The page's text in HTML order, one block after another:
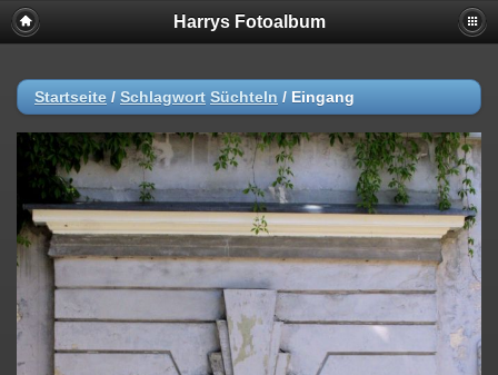
Harrys Fotoalbum
Startseite / Schlagwort Süchteln / Eingang